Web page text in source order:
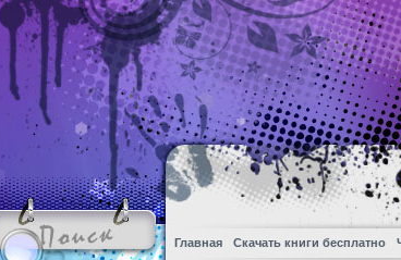
Главная Скачать книги бесплатно